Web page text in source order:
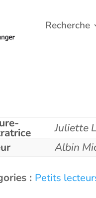
Recherche
Juliette
Albin
: Petits